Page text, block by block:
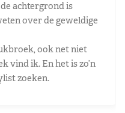
achtergrond is
over de geweldige
ook net niet
vind ik. En het is zo’n
zoeken.